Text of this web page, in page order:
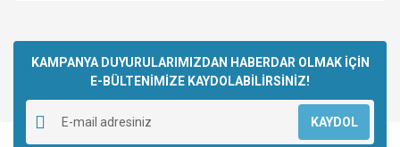
Yorum Yaz
kullanarak tarafımıza iletebilirsiniz.
Görüş ve önerileriniz için teşekkür ederiz.
Ürün resmi kalitesiz, bozuk veya görüntülenemiyor.
Ürün açıklamasında eksik bilgiler bulunuyor.
KAMPANYA DUYURULARIMIZDAN HABERDAR OLMAK İÇİN
E-BÜLTENİMİZE KAYDOLABİLİRSİNİZ!
KAYDOL